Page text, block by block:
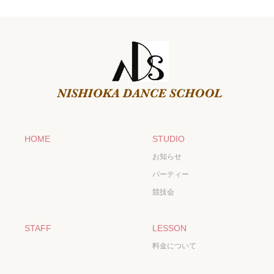
HOME STUDIO
お知らせ
パーティー
競技会
STAFF LESSON
料金について